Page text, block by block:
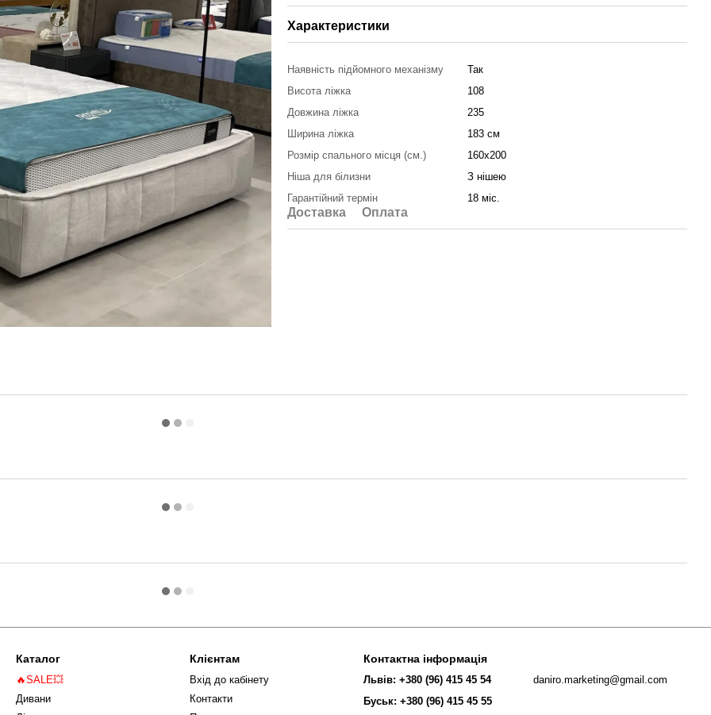
Характеристики
Наявність підйомного механізму
Так
Висота ліжка
108
Довжина ліжка
235
Ширина ліжка
183 см
Розмір спального місця (см.)
160х200
Ніша для білизни
З нішею
Гарантійний термін
18 міс.
Доставка Оплата
Каталог
🔥SALE💥
Дивани
Клієнтам
Вхід до кабінету
Контакти
Контактна інформація
Львів: +380 (96) 415 45 54
Буськ: +380 (96) 415 45 55
daniro.marketing@gmail.com